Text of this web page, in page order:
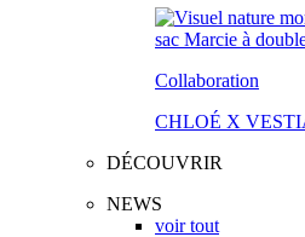
Collaboration
CHLOÉ X
DÉCOUVRIR
NEWS
voir tout